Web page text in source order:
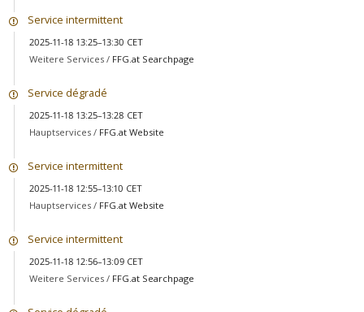
Service intermittent
2025-11-18 13:25–13:30 CET
Weitere Services / FFG.at Searchpage
Service dégradé
2025-11-18 13:25–13:28 CET
Hauptservices / FFG.at Website
Service intermittent
2025-11-18 12:55–13:10 CET
Hauptservices / FFG.at Website
Service intermittent
2025-11-18 12:56–13:09 CET
Weitere Services / FFG.at Searchpage